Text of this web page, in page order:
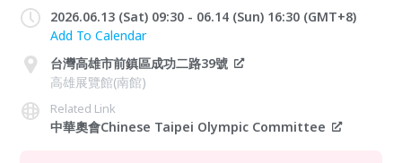
2026.06.13 (Sat) 09:30 - 06.14 (Sun) 16:30 (GMT+8)
Add To Calendar
台灣高雄市前鎮區成功二路39號
高雄展覽館(南館)
Related Link
中華奧會Chinese Taipei Olympic Committee